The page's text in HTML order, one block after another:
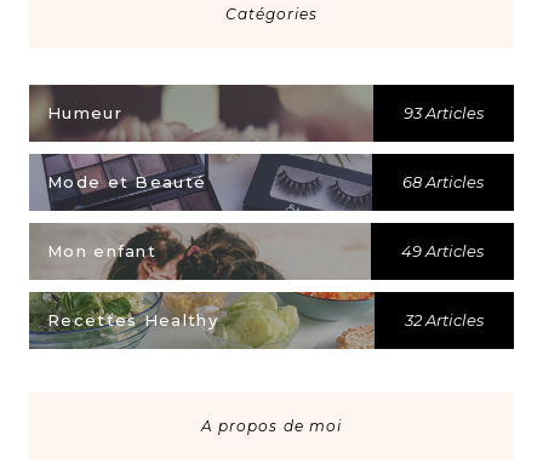
Catégories
Humeur 93 Articles
Mode et Beauté 68 Articles
Mon enfant 49 Articles
Recettes Healthy 32 Articles
A propos de moi